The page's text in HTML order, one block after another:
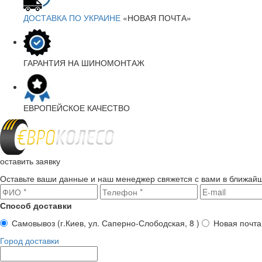
ДОСТАВКА ПО УКРАИНЕ «НОВАЯ ПОЧТА»
ГАРАНТИЯ НА ШИНОМОНТАЖ
ЕВРОПЕЙСКОЕ КАЧЕСТВО
оставить заявку
Оставьте ваши данные и наш менеджер свяжется с вами в
Способ доставки
Самовывоз (г.Киев, ул. Саперно-Слободская, 8 )
Новая почта
Город доставки